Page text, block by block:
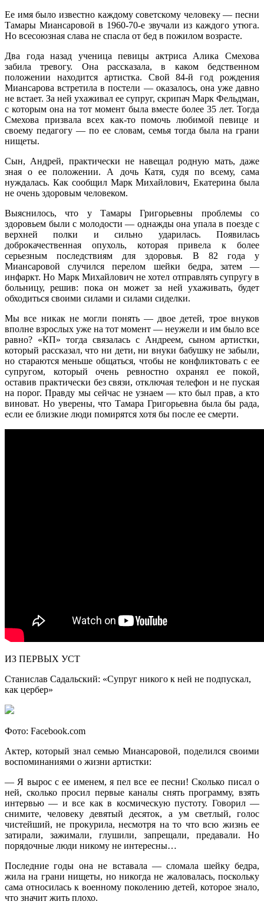
Ее имя было известно каждомусоветскому человеку — песни
Тамары Миансаровой в 1960-70-е звучали из каждого утюга.
Но всесоюзная слава не спасла от бед в пожилом возрасте.
Два года назад ученица певицы актриса Алика Смехова
забила тревогу. Она рассказала, в каком бедственном
положении находится артистка. Свой 84-й год рождения
Миансарова встретила в постели — оказалось, она уже давно
не встает. За ней ухаживал ее супруг, скрипач Марк Фельдман,
с которым она на тот момент была вместе более 35 лет. Тогда
Смехова призвала всех как-то помочь любимой певице и
своему педагогу — по ее словам, семья тогда была на грани
нищеты.
Сын, Андрей, практически не навещал родную мать, даже
зная о ее положении. А дочь Катя, судя по всему, сама
нуждалась. Как сообщил Марк Михайлович, Екатерина была
не очень здоровым человеком.
Выяснилось, что у Тамары Григорьевны проблемы со
здоровьем были с молодости — однажды она упала в поезде с
верхней полки и сильно ударилась. Появилась
доброкачественная опухоль, которая привела к более
серьезным последствиям для здоровья. В 82 года у
Миансаровой случился перелом шейки бедра, затем —
инфаркт. Но Марк Михайлович не хотел отправлять супругу в
больницу, решив: пока он может за ней ухаживать, будет
обходиться своими силами и силами сиделки.
Мы все никак не могли понять — двое детей, трое внуков
вполне взрослых уже на тот момент — неужели и им было все
равно? «КП» тогда связалась с Андреем, сыном артистки,
который рассказал, что ни дети, ни внуки бабушку не забыли,
но стараются меньше общаться, чтобы не конфликтовать с ее
супругом, который очень ревностно охранял ее покой,
оставив практически без связи, отключая телефон и не пуская
на порог. Правду мы сейчас не узнаем — кто был прав, а кто
виноват. Но уверены, что Тамара Григорьевна была бы рада,
если ее близкие люди помирятся хотя бы после ее смерти.
ИЗ ПЕРВЫХ УСТ
Станислав Садальский: «Супруг никого к ней не подпускал,
как цербер»
Фото: Facebook.com
Актер, который знал семью Миансаровой, поделился своими
воспоминаниями о жизни артистки:
— Я вырос с ее именем, я пел все ее песни! Сколько писал о
ней, сколько просил первые каналы снять программу, взять
интервью — и все как в космическую пустоту. Говорил —
снимите, человеку девятый десяток, а ум светлый, голос
чистейший, не прокурила, несмотря на то что всю жизнь ее
затирали, зажимали, глушили, запрещали, предавали. Но
порядочные люди никому не интересны…
Последние годы она не вставала — сломала шейку бедра,
жила на грани нищеты, но никогда не жаловалась, поскольку
сама относилась к военному поколению детей, которое знало,
что значит жить плохо.